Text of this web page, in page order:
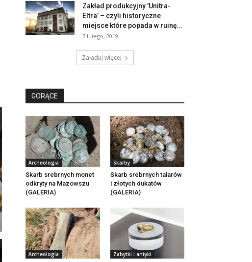
Zakład produkcyjny 'Unitra-
Eltra’ – czyli historyczne
miejsce które popada w ruinę...
7 lutego, 2019
Załaduj więcej
GORĄCE
Archeologia
Skarb srebrnych monet
odkryty na Mazowszu
(GALERIA)
Skarby
Skarb srebrnych talarów
i złotych dukatów
(GALERIA)
Archeologia Zabytki i antyki